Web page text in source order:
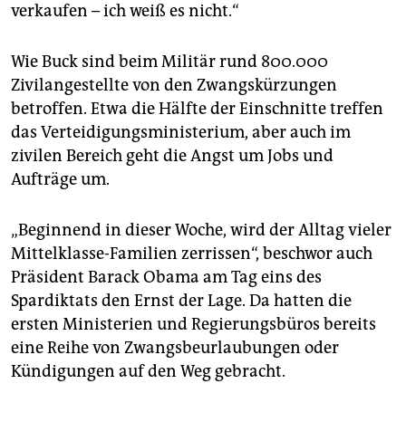
verkaufen – ich weiß es nicht.“
Wie Buck sind beim Militär rund 800.000
Zivilangestellte von den Zwangskürzungen
betroffen. Etwa die Hälfte der Einschnitte treffen
das Verteidigungsministerium, aber auch im
zivilen Bereich geht die Angst um Jobs und
Aufträge um.
„Beginnend in dieser Woche, wird der Alltag vieler
Mittelklasse-Familien zerrissen“, beschwor auch
Präsident Barack Obama am Tag eins des
Spardiktats den Ernst der Lage. Da hatten die
ersten Ministerien und Regierungsbüros bereits
eine Reihe von Zwangsbeurlaubungen oder
Kündigungen auf den Weg gebracht.